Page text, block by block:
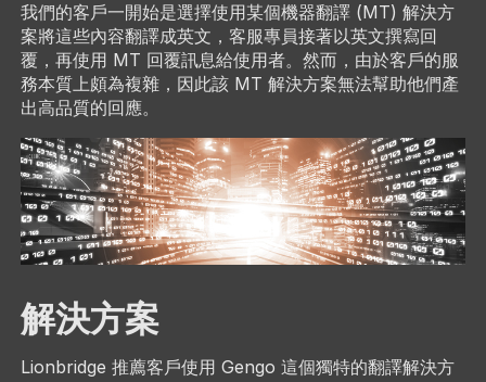
我們的客戶一開始是選擇使用某個機器翻譯 (MT) 解決方
案將這些內容翻譯成英文，客服專員接著以英文撰寫回
覆，再使用 MT 回覆訊息給使用者。然而，由於客戶的服
務本質上頗為複雜，因此該 MT 解決方案無法幫助他們產
出高品質的回應。
解決方案
Lionbridge 推薦客戶使用 Gengo 這個獨特的翻譯解決方